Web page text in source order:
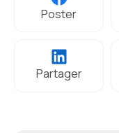
Poster
Partager